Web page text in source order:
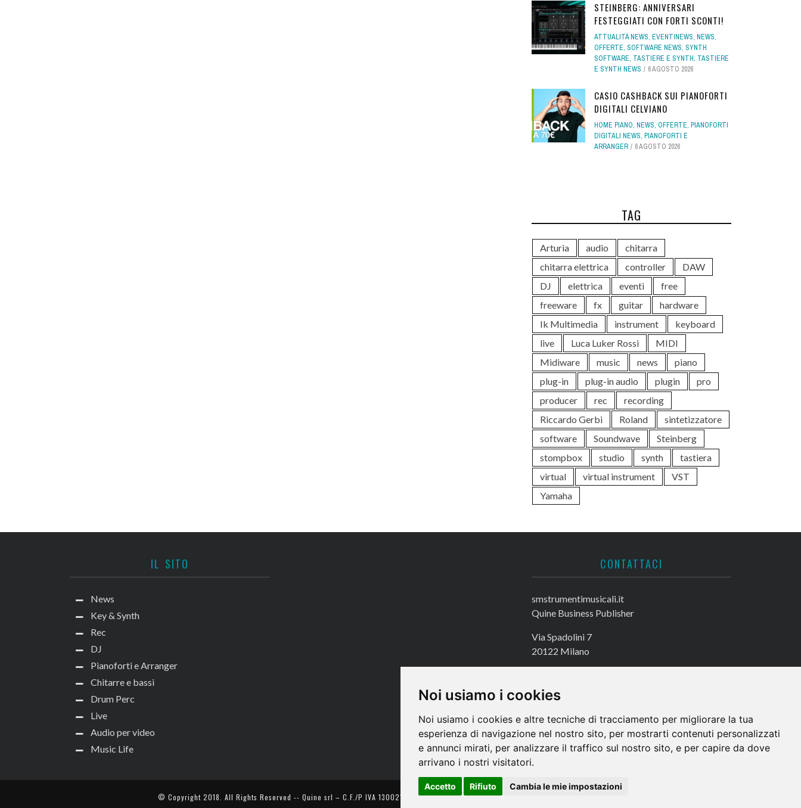
Noi usiamo i cookies
Noi usiamo i cookies e altre tecniche di tracciamento per migliorare la tua
esperienza di navigazione nel nostro sito, per mostrarti contenuti personalizzati
e annunci mirati, per analizzare il traffico sul nostro sito, e per capire da dove
arrivano i nostri visitatori.
Accetto Rifiuto Cambia le mie impostazioni
STEINBERG: ANNIVERSARI
FESTEGGIATI CON FORTI SCONTI!
ATTUALITÀ NEWS, EVENTINEWS, NEWS,
OFFERTE, SOFTWARE NEWS, SYNTH
SOFTWARE, TASTIERE E SYNTH, TASTIERE
E SYNTH NEWS
6 AGOSTO 2026
CASIO CASHBACK SUI PIANOFORTI
DIGITALI CELVIANO
HOME PIANO, NEWS, OFFERTE, PIANOFORTI
DIGITALI NEWS, PIANOFORTI E
ARRANGER
6 AGOSTO 2026
TAG
Arturia audio
chitarra
chitarra elettrica
controller
DAW
DJ
elettrica eventi
free
freeware
fx guitar
hardware
Ik Multimedia
instrument
keyboard
live
Luca Luker Rossi
MIDI
Midiware
music news
piano
plug-in
plug-in audio plugin
pro
producer
rec
recording
Riccardo Gerbi
Roland
sintetizzatore
software
Soundwave
Steinberg
stompbox
studio synth
tastiera
virtual
virtual instrument
VST
Yamaha
IL SITO
News
Key & Synth
Rec
DJ
Pianoforti e Arranger
Chitarre e bassi
Drum Perc
Live
Audio per video
Music Life
CONTATTACI
smstrumentimusicali.it
Quine Business Publisher
Via Spadolini 7
20122 Milano
Fax +39 02 72016740
© Copyright 2018. All Rights Reserved -- Quine srl – C.F./P IVA 13002100157 – Responsabile della Protezione dei Dati: Avv. Monica Gobbato – Contatto: dpo @ lswr.it